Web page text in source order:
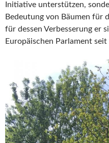
Initiative unterstützen,
Bedeutung von Bäumen für
für dessen Verbesserung er
Europäischen Parlament